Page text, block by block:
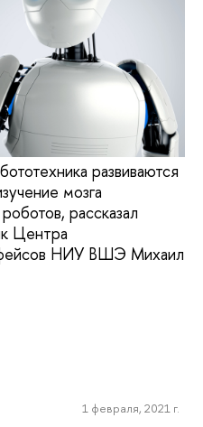
развиваются
мозга
рассказал
Центра
НИУ ВШЭ Михаил
1 февраля, 2021 г.